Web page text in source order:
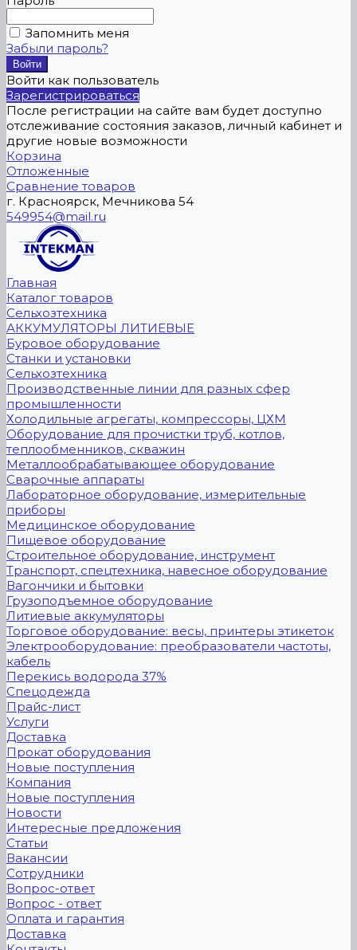
Запомнить меня
Забыли пароль?
Войти как пользователь
Зарегистрироваться
После регистрации на сайте вам будет доступно
отслеживание состояния заказов, личный кабинет и
другие новые возможности
Корзина
Отложенные
Сравнение товаров
г. Красноярск, Мечникова 54
549954@mail.ru
Главная
Каталог товаров
Сельхозтехника
АККУМУЛЯТОРЫ ЛИТИЕВЫЕ
Буровое оборудование
Станки и установки
Сельхозтехника
Производственные линии для разных сфер
промышленности
Холодильные агрегаты, компрессоры, ЦХМ
Оборудование для прочистки труб, котлов,
теплообменников, скважин
Металлообрабатывающее оборудование
Сварочные аппараты
Лабораторное оборудование, измерительные
приборы
Медицинское оборудование
Пищевое оборудование
Строительное оборудование, инструмент
Транспорт, спецтехника, навесное оборудование
Вагончики и бытовки
Грузоподъемное оборудование
Литиевые аккумуляторы
Торговое оборудование: весы, принтеры этикеток
Электрооборудование: преобразователи частоты,
кабель
Перекись водорода 37%
Спецодежда
Прайс-лист
Услуги
Доставка
Прокат оборудования
Новые поступления
Компания
Новые поступления
Новости
Интересные предложения
Статьи
Вакансии
Сотрудники
Вопрос-ответ
Вопрос - ответ
Оплата и гарантия
Доставка